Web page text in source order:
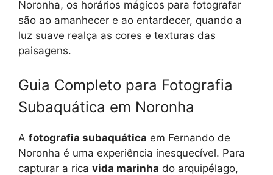
Noronha, os horários mágicos para fotografar
são ao amanhecer e ao entardecer, quando a
luz suave realça as cores e texturas das
paisagens.
Guia Completo para Fotografia
Subaquática em Noronha
A fotografia subaquática em Fernando de
Noronha é uma experiência inesquecível. Para
capturar a rica vida marinha do arquipélago,